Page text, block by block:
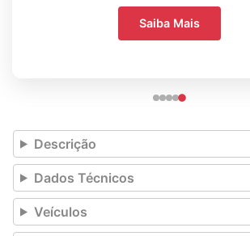
Saiba Mais
Descrição
Dados Técnicos
Veículos